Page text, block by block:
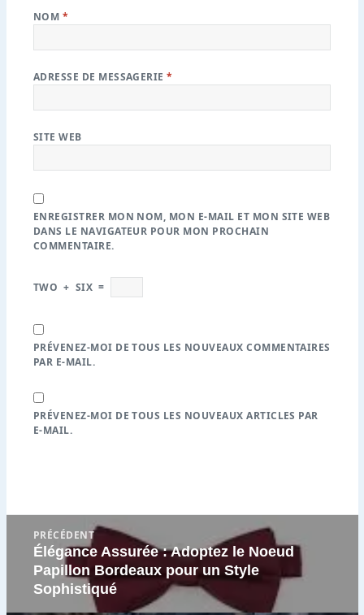
NOM *
ADRESSE DE MESSAGERIE*
SITE WEB
ENREGISTRER MON NOM, MON E-MAIL ET MON SITE WEB
DANS LE NAVIGATEUR POUR MON PROCHAIN
COMMENTAIRE.
TWO + SIX =
PRÉVENEZ-MOI DE TOUS LES NOUVEAUX COMMENTAIRES
PAR E-MAIL.
PRÉVENEZ-MOI DE TOUS LES NOUVEAUX ARTICLES PAR
E-MAIL.
l’article
PRÉCÉDENT
Article
précédent
:
Élégance Assurée : Adoptez le Noeud
Papillon Bordeaux pour un Style
Sophistiqué